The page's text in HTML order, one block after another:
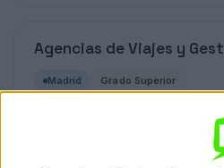
Agencias de Viajes y
Madrid Grado Superior